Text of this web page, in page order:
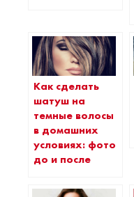
Как сделать
шатуш на
темные волосы
в домашних
условиях: фото
до и после